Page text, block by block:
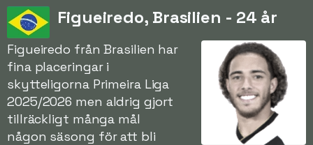
Figueiredo, Brasilien - 24 år
Figueiredo från Brasilien har
fina placeringar i
skytteligorna Primeira Liga
2025/2026 men aldrig gjort
tillräckligt många mål
någon säsong för att bli